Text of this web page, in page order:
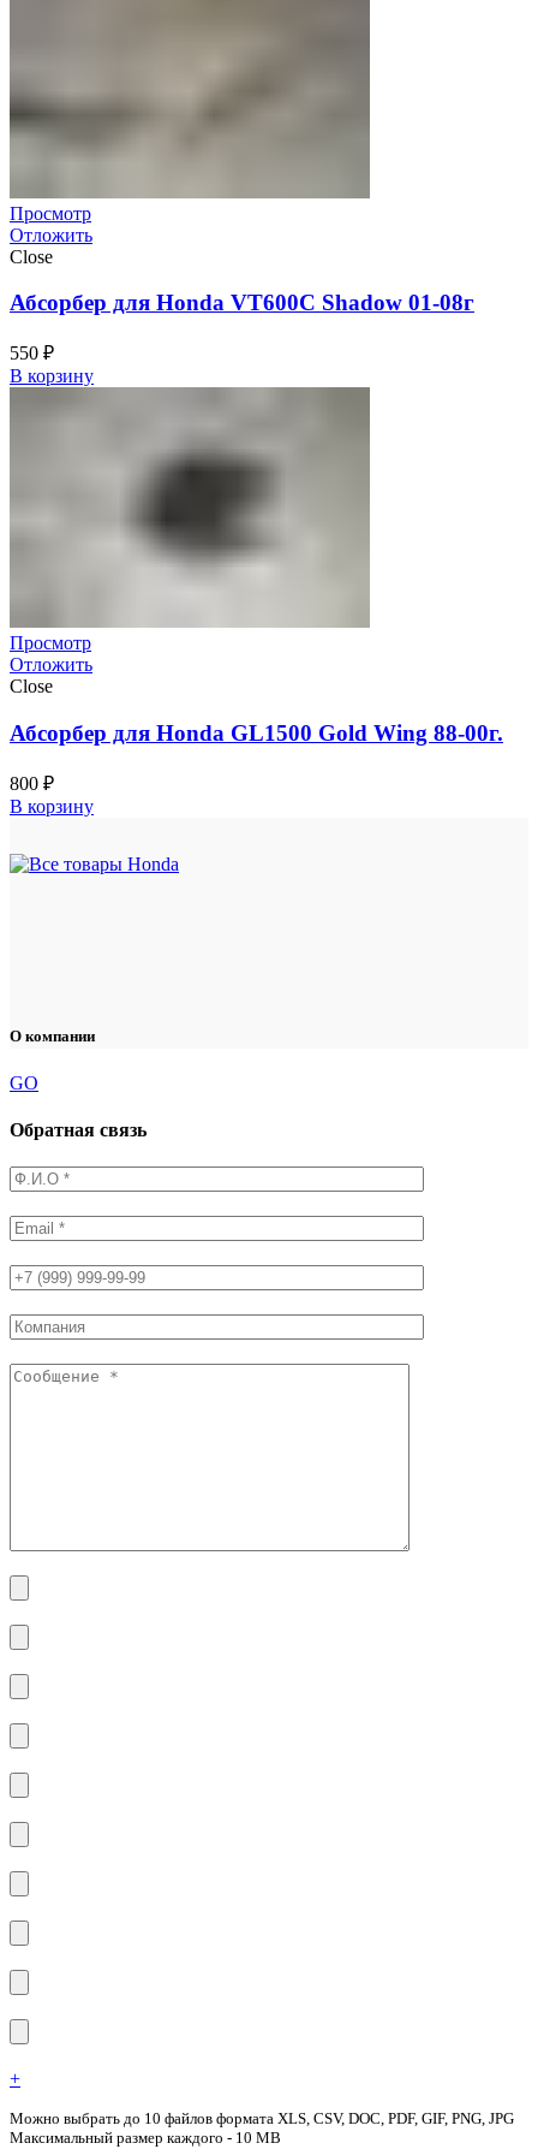
Просмотр
Отложить
Close
Абсорбер для Honda VT600C Shadow 01-08г
550 ₽
В корзину
Просмотр
Отложить
Close
Абсорбер для Honda GL1500 Gold Wing 88-00г.
800 ₽
В корзину
О компании
GO
Обратная связь
+
Можно выбрать до 10 файлов формата XLS, CSV, DOC, PDF, GIF, PNG, JPG
Максимальный размер каждого - 10 MB